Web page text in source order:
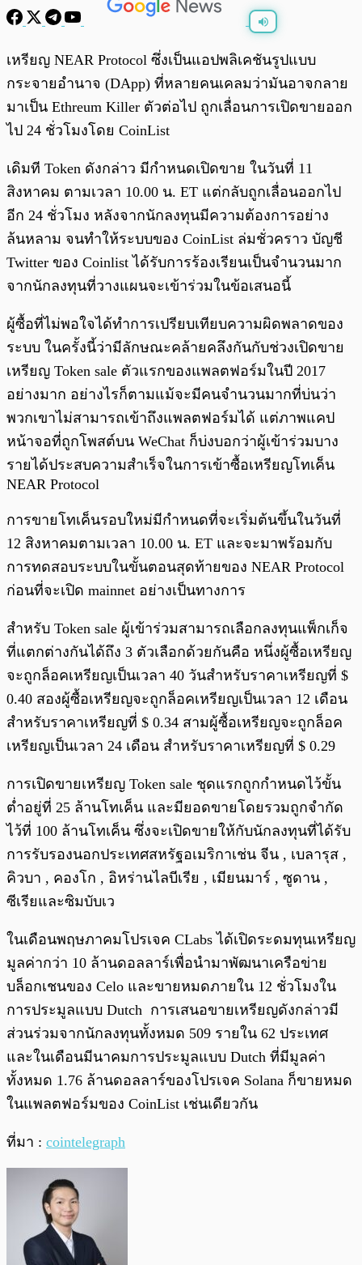
เหรียญ NEAR Protocol ซึ่งเป็นแอปพลิเคชันรูปแบบ
กระจายอำนาจ (DApp) ที่หลายคนเคลมว่ามันอาจกลาย
มาเป็น Ethreum Killer ตัวต่อไป ถูกเลื่อนการเปิดขายออก
ไป 24 ชั่วโมงโดย CoinList
เดิมที Token ดังกล่าว มีกำหนดเปิดขาย ในวันที่ 11
สิงหาคม ตามเวลา 10.00 น. ET แต่กลับถูกเลื่อนออกไป
อีก 24 ชั่วโมง หลังจากนักลงทุนมีความต้องการอย่าง
ล้นหลาม จนทำให้ระบบของ CoinList ล่มชั่วคราว บัญชี
Twitter ของ Coinlist ได้รับการร้องเรียนเป็นจำนวนมาก
จากนักลงทุนที่วางแผนจะเข้าร่วมในข้อเสนอนี้
ผู้ซื้อที่ไม่พอใจได้ทำการเปรียบเทียบความผิดพลาดของ
ระบบ ในครั้งนี้ว่ามีลักษณะคล้ายคลึงกันกับช่วงเปิดขาย
เหรียญ Token sale ตัวแรกของแพลตฟอร์มในปี 2017
อย่างมาก อย่างไรก็ตามแม้จะมีคนจำนวนมากที่บ่นว่า
พวกเขาไม่สามารถเข้าถึงแพลตฟอร์มได้ แต่ภาพแคป
หน้าจอที่ถูกโพสต์บน WeChat ก็บ่งบอกว่าผู้เข้าร่วมบาง
รายได้ประสบความสำเร็จในการเข้าซื้อเหรียญโทเค็น
NEAR Protocol
การขายโทเค็นรอบใหม่มีกำหนดที่จะเริ่มต้นขึ้นในวันที่
12 สิงหาคมตามเวลา 10.00 น. ET และจะมาพร้อมกับ
การทดสอบระบบในขั้นตอนสุดท้ายของ NEAR Protocol
ก่อนที่จะเปิด mainnet อย่างเป็นทางการ
สำหรับ Token sale ผู้เข้าร่วมสามารถเลือกลงทุนแพ็กเก็จ
ที่แตกต่างกันได้ถึง 3 ตัวเลือกด้วยกันคือ หนึ่งผู้ซื้อเหรียญ
จะถูกล็อคเหรียญเป็นเวลา 40 วันสำหรับราคาเหรียญที่ $
0.40 สองผู้ซื้อเหรียญจะถูกล็อคเหรียญเป็นเวลา 12 เดือน
สำหรับราคาเหรียญที่ $ 0.34 สามผู้ซื้อเหรียญจะถูกล็อค
เหรียญเป็นเวลา 24 เดือน สำหรับราคาเหรียญที่ $ 0.29
การเปิดขายเหรียญ Token sale ชุดแรกถูกกำหนดไว้ขั้น
ต่ำอยู่ที่ 25 ล้านโทเค็น และมียอดขายโดยรวมถูกจำกัด
ไว้ที่ 100 ล้านโทเค็น ซึ่งจะเปิดขายให้กับนักลงทุนที่ได้รับ
การรับรองนอกประเทศสหรัฐอเมริกาเช่น จีน , เบลารุส ,
คิวบา , คองโก , อิหร่านไลบีเรีย , เมียนมาร์ , ซูดาน ,
ซีเรียและซิมบับเว
ในเดือนพฤษภาคมโปรเจค CLabs ได้เปิดระดมทุนเหรียญ
มูลค่ากว่า 10 ล้านดอลลาร์เพื่อนำมาพัฒนาเครือข่าย
บล็อกเชนของ Celo และขายหมดภายใน 12 ชั่วโมงใน
การประมูลแบบ Dutch การเสนอขายเหรียญดังกล่าวมี
ส่วนร่วมจากนักลงทุนทั้งหมด 509 รายใน 62 ประเทศ
และในเดือนมีนาคมการประมูลแบบ Dutch ที่มีมูลค่า
ทั้งหมด 1.76 ล้านดอลลาร์ของโปรเจค Solana ก็ขายหมด
ในแพลตฟอร์มของ CoinList เช่นเดียวกัน
ที่มา : cointelegraph